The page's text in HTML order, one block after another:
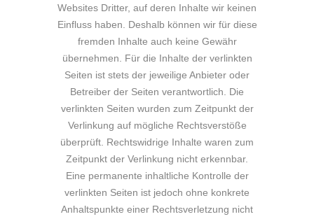
Websites Dritter, auf deren Inhalte wir keinen
Einfluss haben. Deshalb können wir für diese
fremden Inhalte auch keine Gewähr
übernehmen. Für die Inhalte der verlinkten
Seiten ist stets der jeweilige Anbieter oder
Betreiber der Seiten verantwortlich. Die
verlinkten Seiten wurden zum Zeitpunkt der
Verlinkung auf mögliche Rechtsverstöße
überprüft. Rechtswidrige Inhalte waren zum
Zeitpunkt der Verlinkung nicht erkennbar.
Eine permanente inhaltliche Kontrolle der
verlinkten Seiten ist jedoch ohne konkrete
Anhaltspunkte einer Rechtsverletzung nicht